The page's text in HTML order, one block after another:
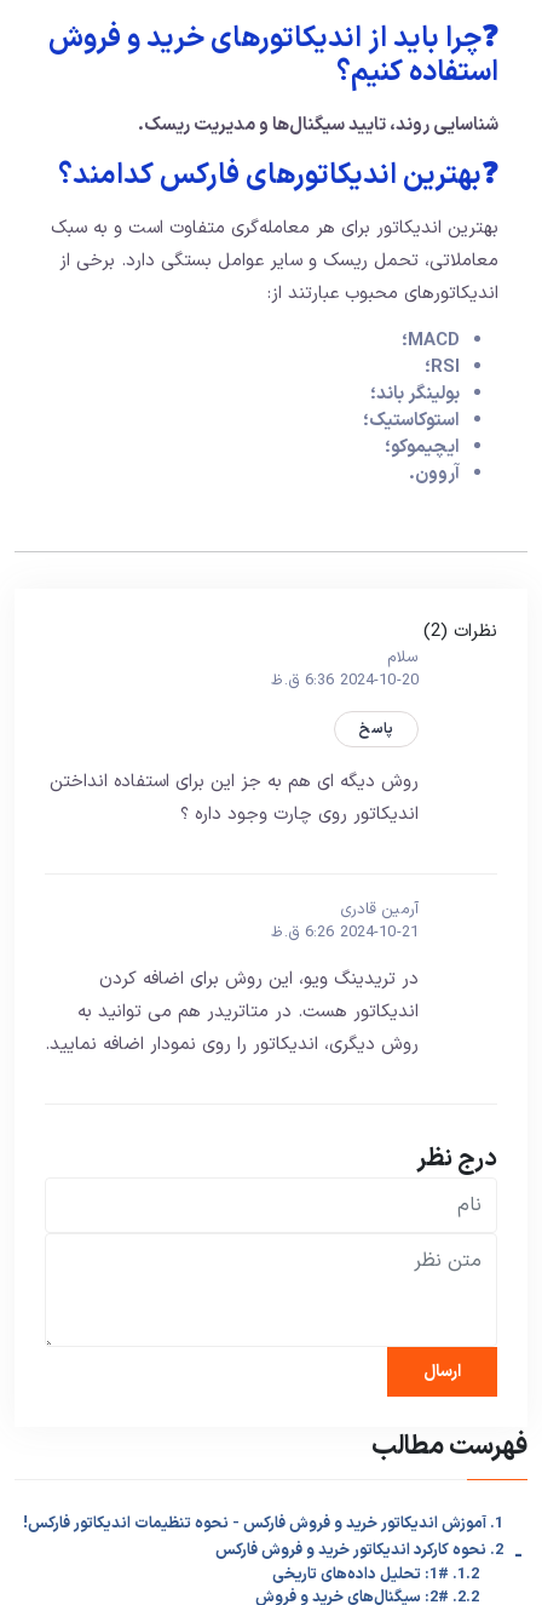
❓چرا باید از اندیکاتورهای خرید و فروش
استفاده کنیم؟
شناسایی روند،تایید سیگنال‌ها ومدیریت ریسک.
❓بهترین اندیکاتورهای فارکس کدامند؟
بهترین اندیکاتور برای هر معامله‌گری متفاوت است و به سبک
معاملاتی، تحمل ریسک و سایر عوامل بستگی دارد. برخی از
اندیکاتورهای محبوب عبارتند از:
MACD؛
RSI؛
بولینگر باند؛
استوکاستیک؛
ایچیموکو؛
آروون.
نظرات (2)
سلام
2024-10-20 6:36 ق.ظ
پاسخ
روش دیگه ای هم به جز این برای استفاده انداختن
اندیکاتور روی چارت وجود داره ؟
آرمین قادری
2024-10-21 6:26 ق.ظ
در تریدینگ ویو، این روش برای اضافه کردن
اندیکاتور هست. در متاتریدر هم می توانید به
روش دیگری، اندیکاتور را روی نمودار اضافه نمایید.
درج نظر
فهرست مطالب
1. آموزش اندیکاتور خرید و فروش فارکس - نحوه تنظیمات اندیکاتور فارکس!
2. نحوه کارکرد اندیکاتور خرید و فروش فارکس -
1.2. 1#: تحلیل داده‌های تاریخی
2.2. 2#: سیگنال‌های خرید و فروش